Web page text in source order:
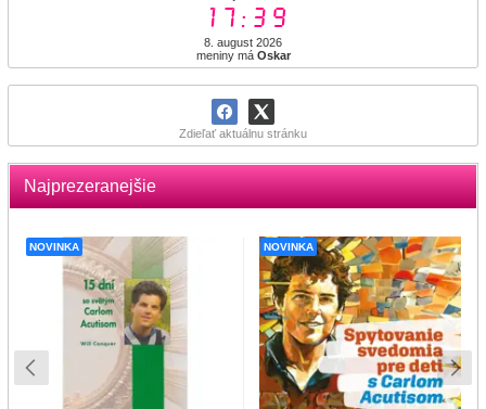
17:39
8. august 2026
meniny má Oskar
Zdieľať aktuálnu stránku
Najprezeranejšie
NOVINKA NOVINKA